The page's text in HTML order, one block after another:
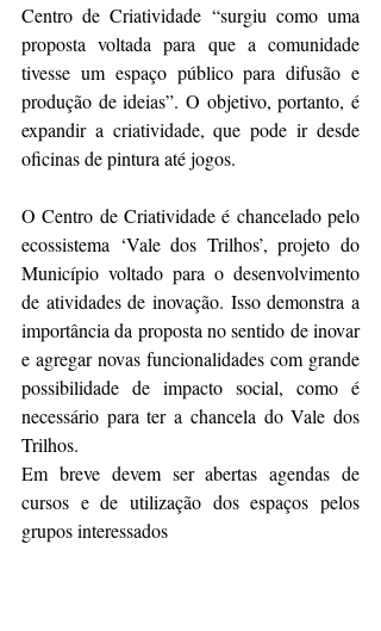
Centro de Criatividade “surgiu como uma
proposta voltada para que a comunidade
tivesse um espaço público para difusão e
produção de ideias”. O objetivo, portanto, é
expandir a criatividade, que pode ir desde
oficinas de pintura até jogos.
O Centro de Criatividade é chancelado pelo
ecossistema ‘Vale dos Trilhos’, projeto do
Município voltado para o desenvolvimento
de atividades de inovação. Isso demonstra a
importância da proposta no sentido de inovar
e agregar novas funcionalidades com grande
possibilidade de impacto social, como é
necessário para ter a chancela do Vale dos
Trilhos.
Em breve devem ser abertas agendas de
cursos e de utilização dos espaços pelos
grupos interessados